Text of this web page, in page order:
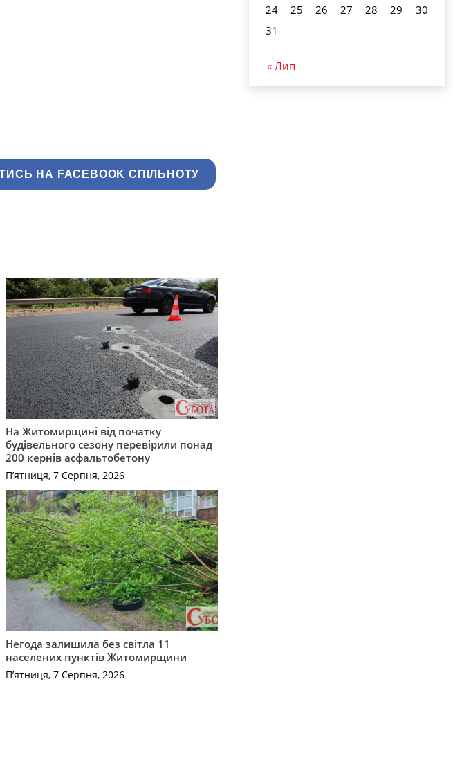
НА FACEBOOK СПІЛЬНОТУ
На Житомирщині від початку
будівельного сезону перевірили понад
200 кернів асфальтобетону
П’ятниця, 7 Серпня, 2026
Негода залишила без світла 11
населених пунктів Житомирщини
П’ятниця, 7 Серпня, 2026
24
25 26 27 28 29
30
31
« Лип